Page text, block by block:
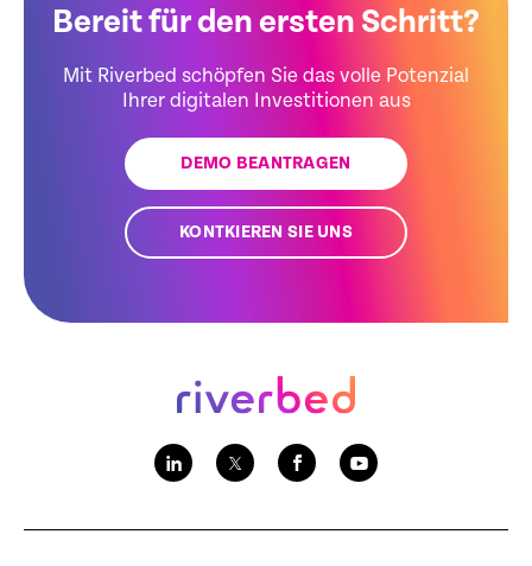
Bereit für den ersten Schritt?
Mit Riverbed schöpfen Sie das volle Potenzial
Ihrer digitalen Investitionen aus
DEMO BEANTRAGEN
KONTKIEREN SIE UNS